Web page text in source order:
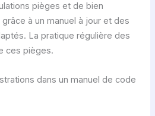
pièges et de bien
à un manuel à jour et des
La pratique régulière des
ces pièges.
dans un manuel de code